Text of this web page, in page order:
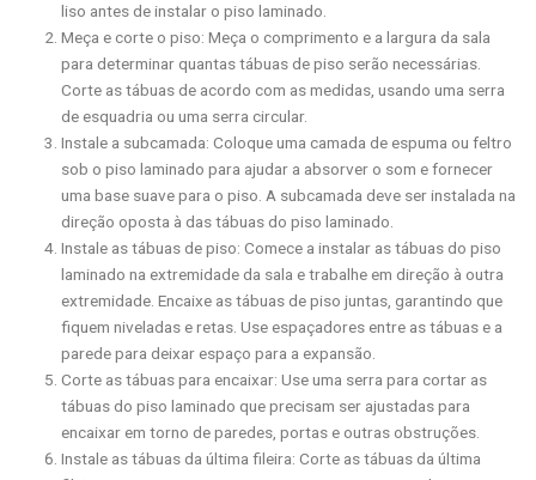
liso antes de instalar o piso laminado.
Meça e corte o piso: Meça o comprimento e a largura da sala
para determinar quantas tábuas de piso serão necessárias.
Corte as tábuas de acordo com as medidas, usando uma serra
de esquadria ou uma serra circular.
Instale a subcamada: Coloque uma camada de espuma ou feltro
sob o piso laminado para ajudar a absorver o som e fornecer
uma base suave para o piso. A subcamada deve ser instalada na
direção oposta à das tábuas do piso laminado.
Instale as tábuas de piso: Comece a instalar as tábuas do piso
laminado na extremidade da sala e trabalhe em direção à outra
extremidade. Encaixe as tábuas de piso juntas, garantindo que
fiquem niveladas e retas. Use espaçadores entre as tábuas e a
parede para deixar espaço para a expansão.
Corte as tábuas para encaixar: Use uma serra para cortar as
tábuas do piso laminado que precisam ser ajustadas para
encaixar em torno de paredes, portas e outras obstruções.
Instale as tábuas da última fileira: Corte as tábuas da última